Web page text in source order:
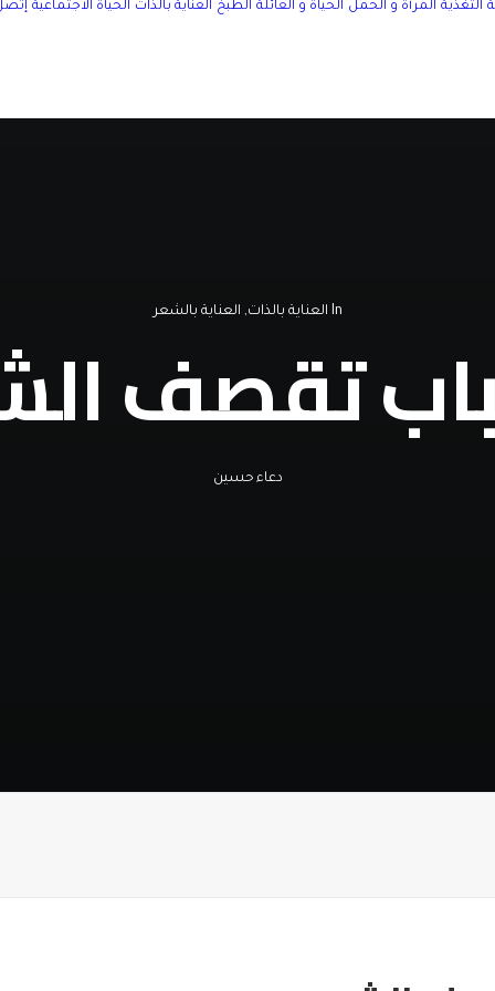
التغذية المرأة و الحمل الحياة و العائلة الطبخ العناية بالذات الحياة الاجتماعية
In العناية بالذات, العناية بالشعر
تقصف
دعاء حسين